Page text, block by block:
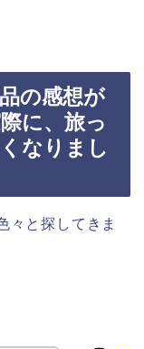
の感想が
に、旅っ
なりまし
々と探してきま